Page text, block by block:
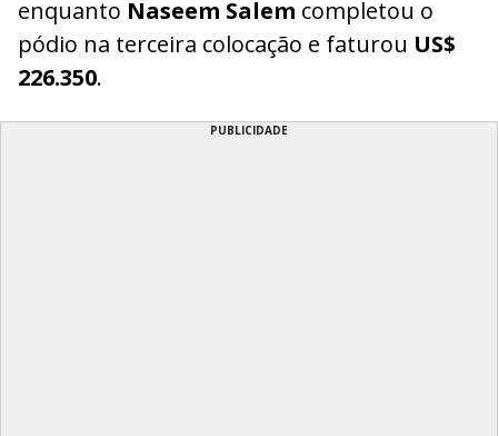
enquanto Naseem Salem completou o
pódio na terceira colocação e faturou US$
226.350.
PUBLICIDADE